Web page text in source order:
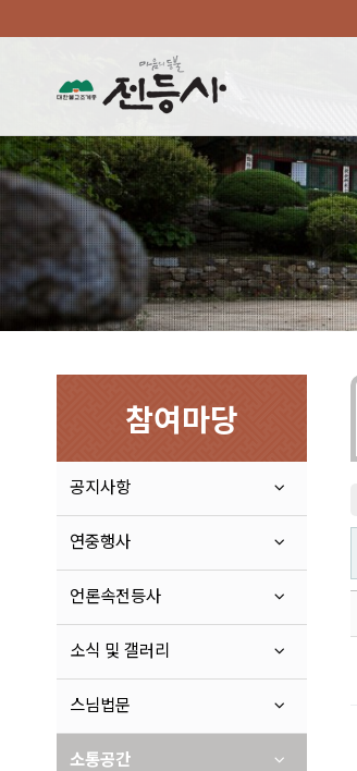
참여마당
공지사항
연중행사
언론속전등사
소식 및 갤러리
스님법문
소통공간